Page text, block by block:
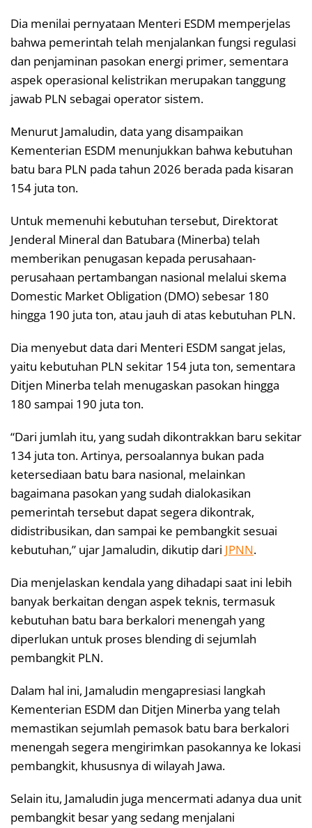
Dia menilai pernyataan Menteri ESDM memperjelas
bahwa pemerintah telah menjalankan fungsi regulasi
dan penjaminan pasokan energi primer, sementara
aspek operasional kelistrikan merupakan tanggung
jawab PLN sebagai operator sistem.
Menurut Jamaludin, data yang disampaikan
Kementerian ESDM menunjukkan bahwa kebutuhan
batu bara PLN pada tahun 2026 berada pada kisaran
154 juta ton.
Untuk memenuhi kebutuhan tersebut, Direktorat
Jenderal Mineral dan Batubara (Minerba) telah
memberikan penugasan kepada perusahaan-
perusahaan pertambangan nasional melalui skema
Domestic Market Obligation (DMO) sebesar 180
hingga 190 juta ton, atau jauh di atas kebutuhan PLN.
Dia menyebut data dari Menteri ESDM sangat jelas,
yaitu kebutuhan PLN sekitar 154 juta ton, sementara
Ditjen Minerba telah menugaskan pasokan hingga
180 sampai 190 juta ton.
“Dari jumlah itu, yang sudah dikontrakkan baru sekitar
134 juta ton. Artinya, persoalannya bukan pada
ketersediaan batu bara nasional, melainkan
bagaimana pasokan yang sudah dialokasikan
pemerintah tersebut dapat segera dikontrak,
didistribusikan, dan sampai ke pembangkit sesuai
kebutuhan,” ujar Jamaludin, dikutip dari JPNN.
Dia menjelaskan kendala yang dihadapi saat ini lebih
banyak berkaitan dengan aspek teknis, termasuk
kebutuhan batu bara berkalori menengah yang
diperlukan untuk proses blending di sejumlah
pembangkit PLN.
Dalam hal ini, Jamaludin mengapresiasi langkah
Kementerian ESDM dan Ditjen Minerba yang telah
memastikan sejumlah pemasok batu bara berkalori
menengah segera mengirimkan pasokannya ke lokasi
pembangkit, khususnya di wilayah Jawa.
Selain itu, Jamaludin juga mencermati adanya dua unit
pembangkit besar yang sedang menjalani